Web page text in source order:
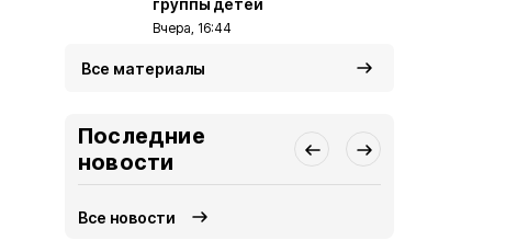
группы детей
Вчера, 16:44
Все материалы
Последние
новости
Все новости